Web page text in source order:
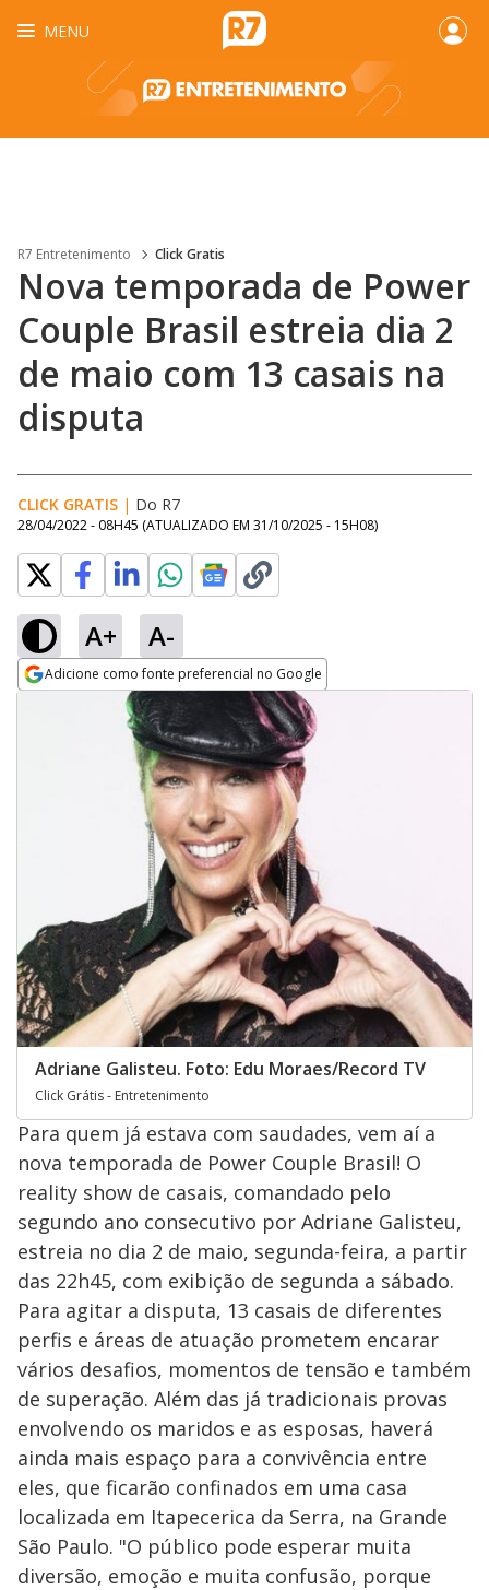
MENU
R7 Entretenimento Click Gratis
Nova temporada de Power
Couple Brasil estreia dia 2
de maio com 13 casais na
disputa
CLICK GRATIS | Do R7
28/04/2022 - 08H45 (ATUALIZADO EM 31/10/2025 - 15H08)
A+ A-
Adicione como fonte preferencial no Google
Opens in new window
Adriane Galisteu. Foto: Edu Moraes/Record TV
Click Grátis - Entretenimento
Para quem já estava com saudades, vem aí a
nova temporada de Power Couple Brasil! O
reality show de casais, comandado pelo
segundo ano consecutivo por Adriane Galisteu,
estreia no dia 2 de maio, segunda-feira, a partir
das 22h45, com exibição de segunda a sábado.
Para agitar a disputa, 13 casais de diferentes
perfis e áreas de atuação prometem encarar
vários desafios, momentos de tensão e também
de superação. Além das já tradicionais provas
envolvendo os maridos e as esposas, haverá
ainda mais espaço para a convivência entre
eles, que ficarão confinados em uma casa
localizada em Itapecerica da Serra, na Grande
São Paulo. "O público pode esperar muita
diversão, emoção e muita confusão, porque